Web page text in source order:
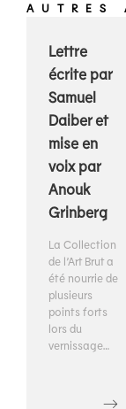
AUTRES
Lettre
écrite par
Samuel
Daiber et
mise en
voix par
Anouk
Grinberg
La Collection
de l’Art Brut a
été nourrie de
plusieurs
points forts
lors du
vernissage…